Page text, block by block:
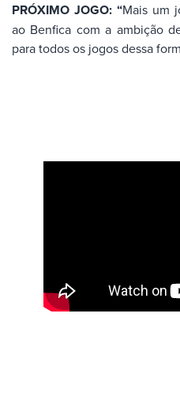
PRÓXIMO JOGO: “Mais um
ao Benfica com a ambição
para todos os jogos dessa